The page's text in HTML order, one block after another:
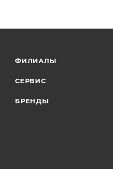
ФИЛИАЛЫ
СЕРВИС
БРЕНДЫ